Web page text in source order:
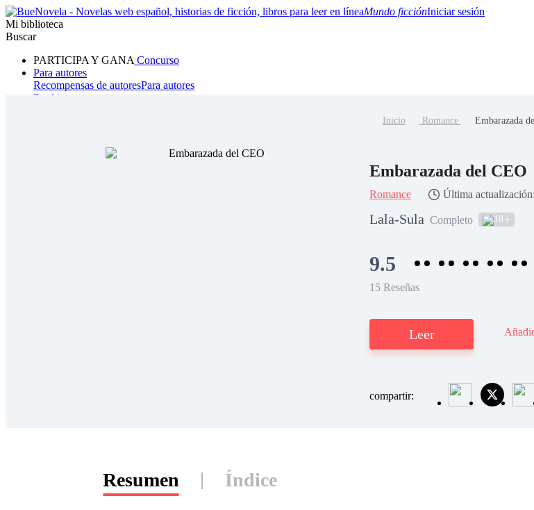
Mundo ficciónIniciar sesión
Mi biblioteca
Buscar
PARTICIPA Y GANA Concurso
Para autores
Recompensas de autoresPara autores
Ranking
Hombre lobo Mafia Sistema FantasíaUrbano
Inicio Romance Embarazada
Embarazada del CEO
Romance Última
Lala-Sula Completo 18
9.5
15 Reseñas
Leer
compartir:
Resumen Índice